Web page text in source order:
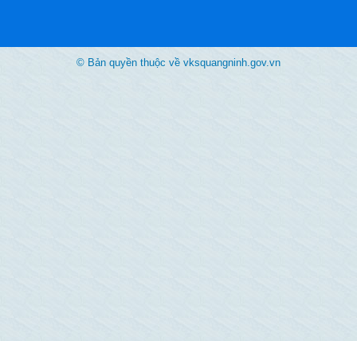
© Bản quyền thuộc về vksquangninh.gov.vn